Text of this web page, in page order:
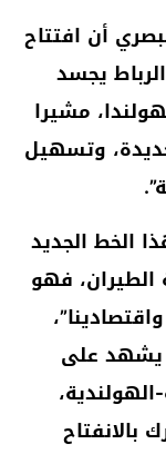
أن افتتاح
يجسد
مشيرا
وتسهيل
الخط الجديد
فهو
يشهد على
بالانفتاح